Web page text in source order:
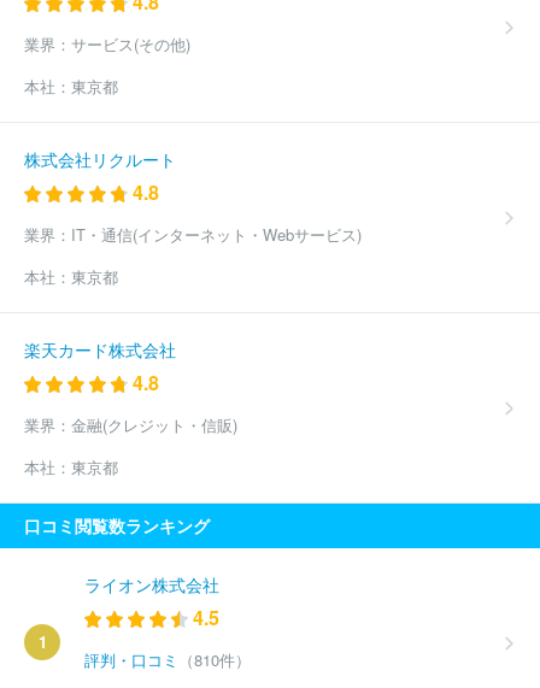
山制作センター 株式会社レッツ
都市圏販売株式会社
ほか(281件)
業界： サービス(その他)
本社： 東京都
株式会社リクルート
4.8
業界： IT・通信(インターネット・Webサービス)
本社： 東京都
楽天カード株式会社
4.8
業界： 金融(クレジット・信販)
本社： 東京都
口コミ閲覧数ランキング
1
ライオン株式会社
4.5
評判・口コミ
（810件）